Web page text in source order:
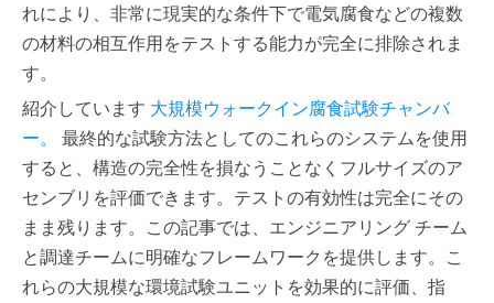
れにより、非常に現実的な条件下で電気腐食などの複数
の材料の相互作用をテストする能力が完全に排除されま
す。
紹介しています 大規模ウォークイン腐食試験チャンバ
ー。
最終的な試験方法としてのこれらのシステムを使用
すると、構造の完全性を損なうことなくフルサイズのア
センブリを評価できます。テストの有効性は完全にその
まま残ります。この記事では、エンジニアリング チーム
と調達チームに明確なフレームワークを提供します。こ
れらの大規模な環境試験ユニットを効果的に評価、指